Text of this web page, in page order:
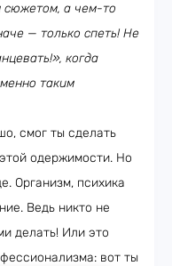
сюжетом, а чем-то
— только спеть! Не
когда
таким
смог ты сделать
одержимости. Но
Организм, психика
Ведь никто не
делать! Или это
вот ты